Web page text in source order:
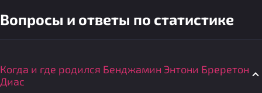
Вопросы и ответы по статистике
Когда и где родился Бенджамин Энтони Бреретон
Диас